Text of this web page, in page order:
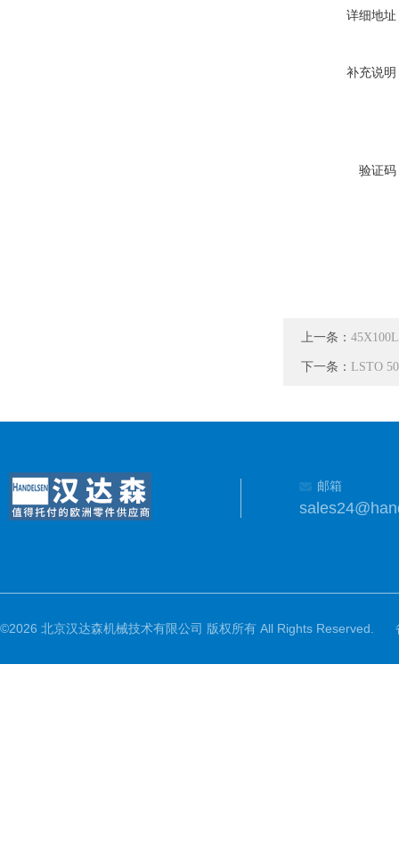
详细地址
补充说明
验证码
上一条：
下一条： LSTO
邮箱
©2026 北京汉达森机械技术有限公司 版权所有 All Rights Reserved.